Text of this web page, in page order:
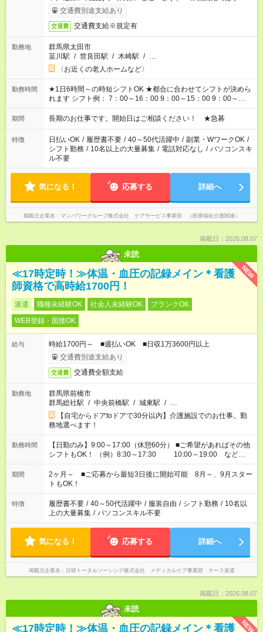
完了次第のお支払いとなります。
交通費別途支給あり
交通費 交通費支給※規定有
勤務地
群馬県太田市
韮川駅 / 世良田駅 / 木崎駅 / …
〈お近くの老人ホームなど〉
勤務時間
★1日6時間～の時短シフトOK ★都合に合わせてシフトが決めら
れます シフト例： 7：00～16：00 9：00～15：00 9：00～
18：00 11：00～20：00 など ※Wワークの場合、他のお仕事と
合わせ週40時間超の就業はご案内できません ※法令に基づき、
派遣法（日雇い派遣の原則禁止）により、短時間・短期間の就
業はご案内が難しい場合があります
期間 長期のお仕事です。開始日はご相談ください！ ★急募
特徴 日払いOK / 履歴書不要 / 40～50代活躍中 / 副業・WワークOK /
シフト勤務 / 10名以上の大量募集 / 電話対応なし / パソコンスキ
ル不要
気になる！ 応募する 詳細へ
掲載元企業名 マンパワーグループ株式会社 ケアサービス事業部 （医療福祉介護関連）
掲載日：2026.08.07
未読
NEW
≪17時定時！≫体温・血圧の記録メイン＊看護
師資格で高時給1700円！
派遣 職種未経験OK 社会人未経験OK
ブランクOK
WEB登録・面接OK
給与
時給1700円～ ■週払いOK ■日収1万3600円以上
交通費別途支給あり
交通費 交通費全額支給
勤務地
群馬県前橋市
群馬総社駅 / 中央前橋駅 / 城東駅 / …
【自宅からドアtoドアで30分以内】介護施設でのお仕事。勤
務地選べます！
勤務時間
【日勤のみ】9:00～17:00（休憩60分） ■ご希望があればその他
シフトもOK！ （例）8:30～17:30 10:00～19:00 など
「家族とお休みを合わせたい」 「できれば残業はしたくない」
など、あなたのご希望に沿ったお仕事をご紹介します！ ※Wワ
ーク希望の方へ 今ご覧のお仕事で希望する勤務時間と、もう1つ
のお仕事の勤務時間。 合計で週40時間を超える場合は応募でき
ません
期間
2ヶ月～ ■ご応募から最短3日後に開始可能 8月～、9月スター
トもOK！
特徴 履歴書不要 / 40～50代活躍中 / 服装自由 / シフト勤務 / 10名以
上の大量募集 / パソコンスキル不要
気になる！ 応募する 詳細へ
掲載元企業名 日研トータルソーシング株式会社 メディカルケア事業部 ナース派遣
掲載日：2026.08.07
未読
NEW
≪17時定時！≫体温・血圧の記録メイン＊看護